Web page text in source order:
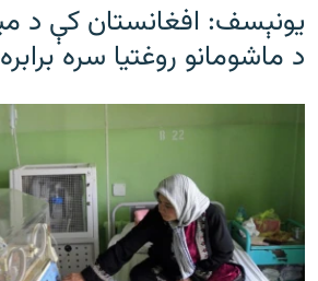
یونېسف: افغانستان کې د
د ماشومانو روغتیا سره